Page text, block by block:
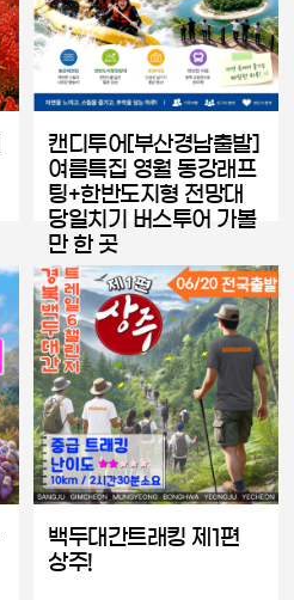
캔디투어[부산경남출발]
여름특집 영월 동강래프
팅+한반도지형 전망대
당일치기 버스투어 가볼
만 한 곳
백두대간트래킹 제1편
상주!